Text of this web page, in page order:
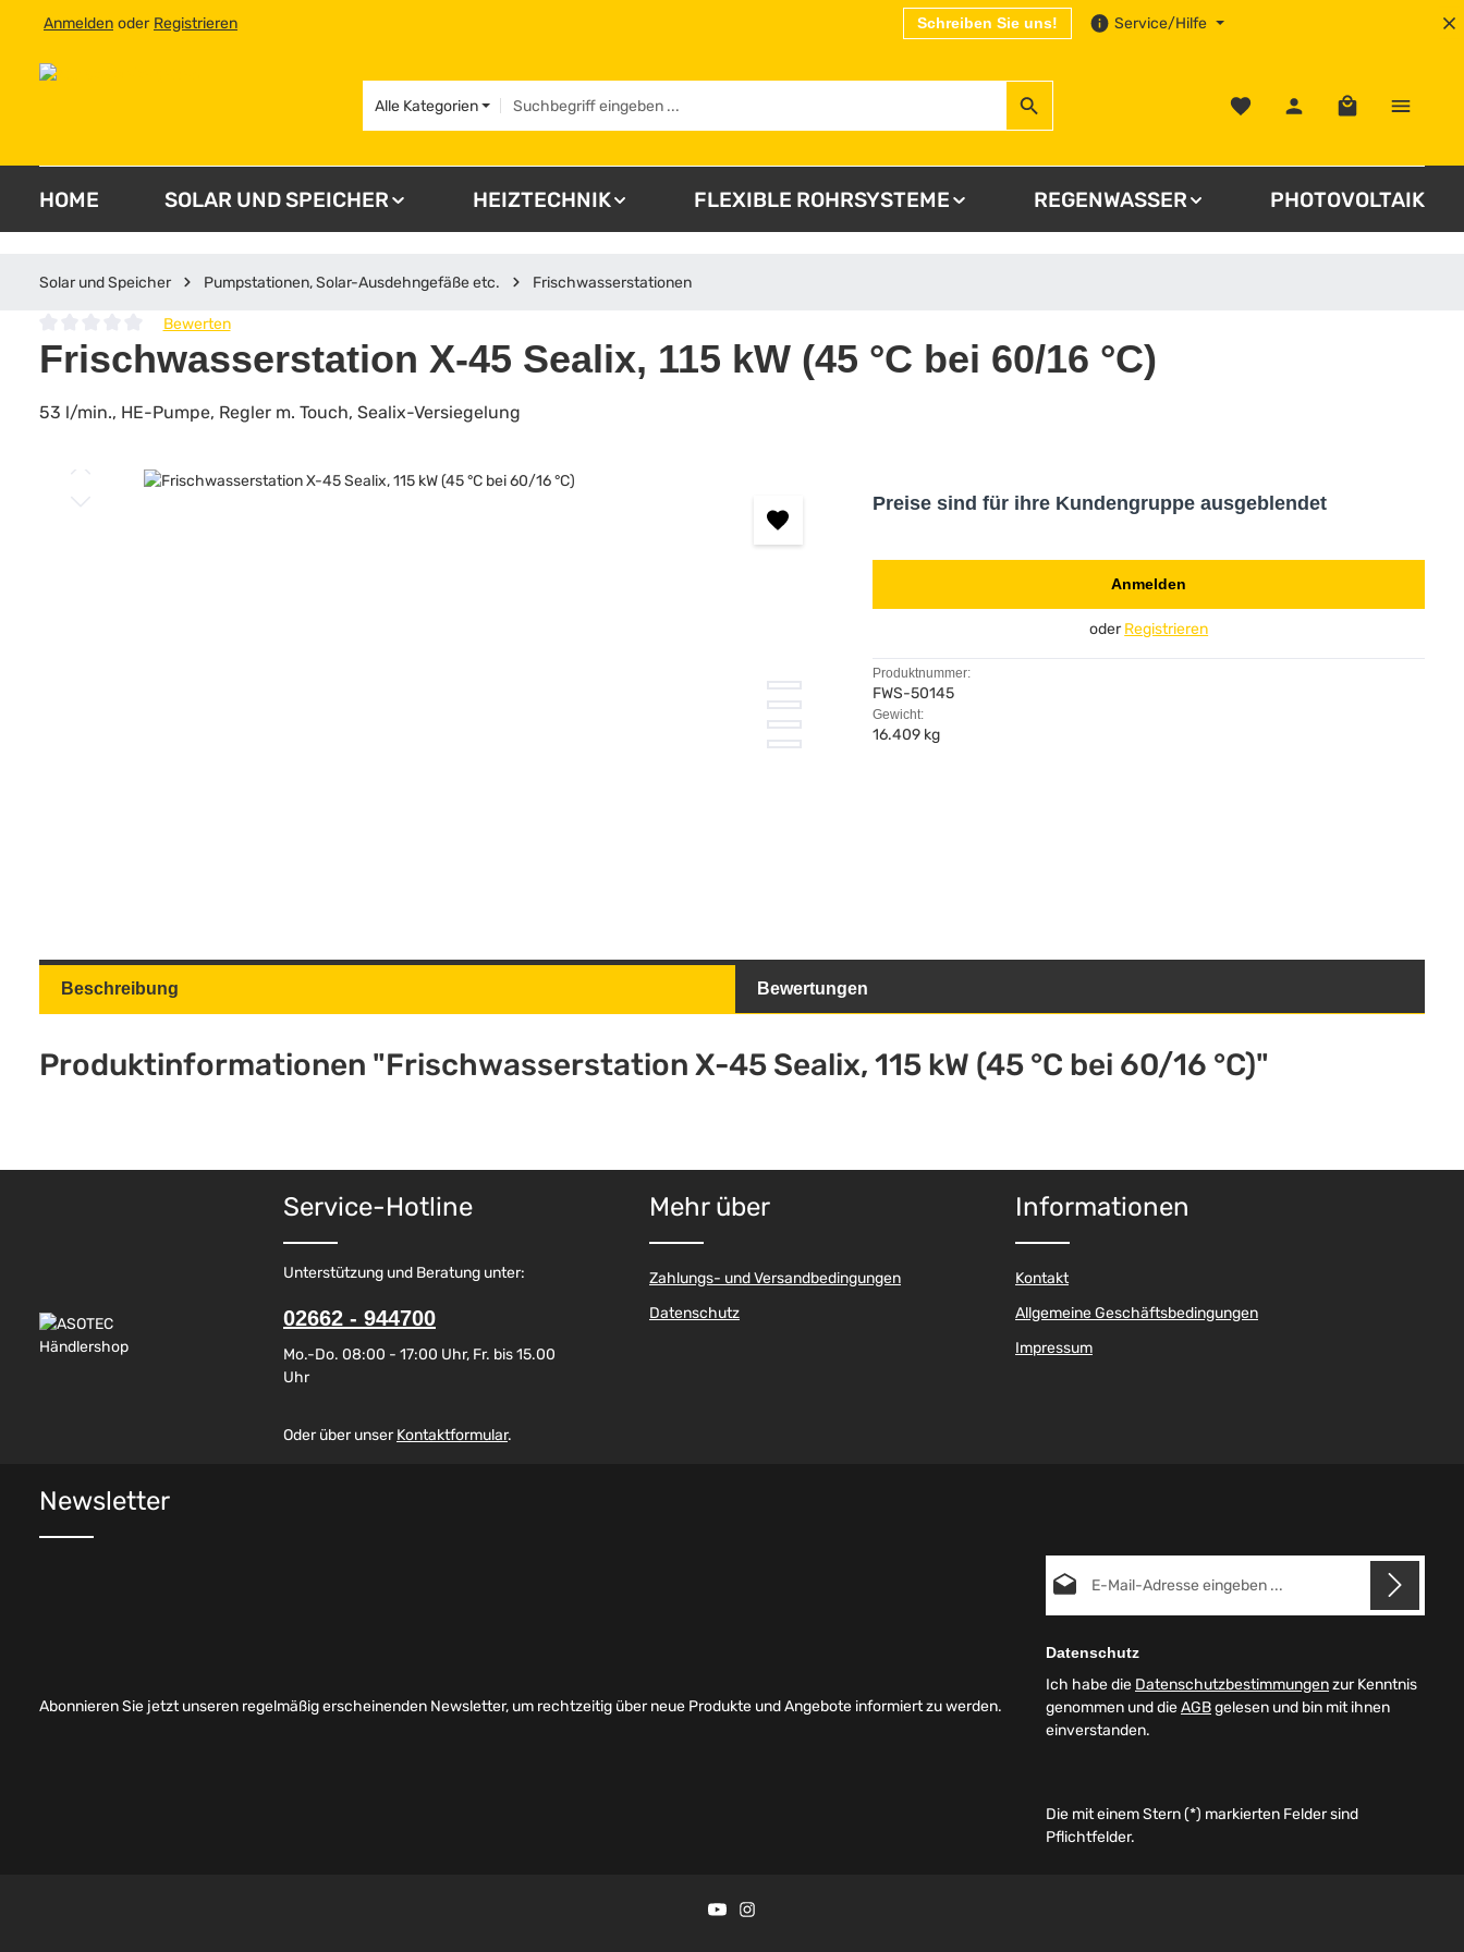
Hauptinhalt springen
Zur Suche springen
Zur Hauptnavigation springen
Anmelden oder Registrieren Schreiben Sie uns! Service/Hilfe
Alle Kategorien
Warenkorb
HOME SOLAR UND SPEICHER HEIZTECHNIK FLEXIBLE ROHRSYSTEME REGENWASSER PHOTOVOLTAIK
Solar und Speicher Pumpstationen, Solar-Ausdehngefäße etc. Frischwasserstationen
Durchschnittliche Bewertung von 0 von 5 Sternen
Bewerten
Frischwasserstation X-45 Sealix, 115 kW (45 °C bei 60/16 °C)
53 l/min., HE-Pumpe, Regler m. Touch, Sealix-Versiegelung
Bildergalerie überspringen
Preise sind für ihre Kundengruppe ausgeblendet
Anmelden
oderRegistrieren
Produktnummer:
FWS-50145
Gewicht:
16.409 kg
Beschreibung Bewertungen
Produktinformationen "Frischwasserstation X-45 Sealix, 115 kW (45 °C bei 60/16 °C)"
Service-Hotline
Unterstützung und Beratung unter:
02662 - 944700
Mo.-Do. 08:00 - 17:00 Uhr, Fr. bis 15.00
Uhr
Oder über unserKontaktformular.
Mehr über
Zahlungs- und Versandbedingungen
Datenschutz
Informationen
Kontakt
Allgemeine Geschäftsbedingungen
Impressum
Newsletter
Abonnieren Sie jetzt unseren regelmäßig erscheinenden Newsletter, um rechtzeitig über neue Produkte und Angebote informiert zu werden.
Datenschutz
Ich habe die Datenschutzbestimmungenzur Kenntnis
genommen und dieAGBgelesen und bin mit ihnen
einverstanden.
Die mit einem Stern (*) markierten Felder sind
Pflichtfelder.